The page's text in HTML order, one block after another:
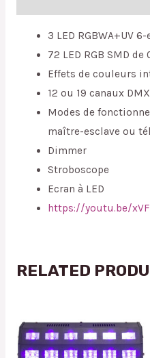
3 LED RGBWA+UV
72 LED RGB SMD de
Effets de couleurs
12 ou 19 canaux DMX
Modes de
maître-esclave ou
Dimmer
Stroboscope
Ecran à LED
https://youtu.be/
RELATED